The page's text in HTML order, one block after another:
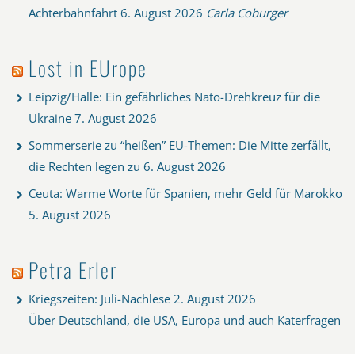
Achterbahnfahrt 6. August 2026 Carla Coburger
Lost in EUrope
Leipzig/Halle: Ein gefährliches Nato-Drehkreuz für die
Ukraine 7. August 2026
Sommerserie zu “heißen” EU-Themen: Die Mitte zerfällt,
die Rechten legen zu 6. August 2026
Ceuta: Warme Worte für Spanien, mehr Geld für Marokko
5. August 2026
Petra Erler
Kriegszeiten: Juli-Nachlese 2. August 2026
Über Deutschland, die USA, Europa und auch Katerfragen